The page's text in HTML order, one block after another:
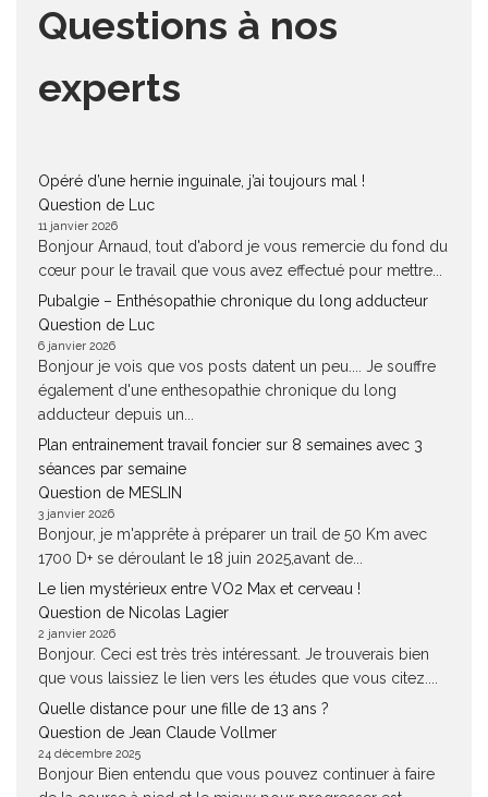
Questions à nos
experts
Opéré d’une hernie inguinale, j’ai toujours mal !
Question de Luc
11 janvier 2026
Bonjour Arnaud, tout d'abord je vous remercie du fond du
cœur pour le travail que vous avez effectué pour mettre...
Pubalgie – Enthésopathie chronique du long adducteur
Question de Luc
6 janvier 2026
Bonjour je vois que vos posts datent un peu.... Je souffre
également d'une enthesopathie chronique du long
adducteur depuis un...
Plan entrainement travail foncier sur 8 semaines avec 3
séances par semaine
Question de MESLIN
3 janvier 2026
Bonjour, je m'apprête à préparer un trail de 50 Km avec
1700 D+ se déroulant le 18 juin 2025,avant de...
Le lien mystérieux entre VO2 Max et cerveau !
Question de Nicolas Lagier
2 janvier 2026
Bonjour. Ceci est très très intéressant. Je trouverais bien
que vous laissiez le lien vers les études que vous citez....
Quelle distance pour une fille de 13 ans ?
Question de Jean Claude Vollmer
24 décembre 2025
Bonjour Bien entendu que vous pouvez continuer à faire